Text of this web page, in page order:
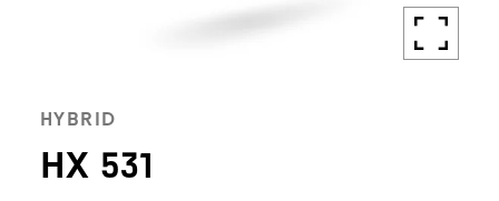
HYBRID
HX 531